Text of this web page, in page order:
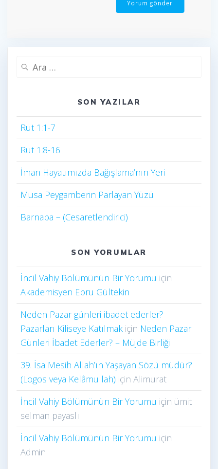
SON YAZILAR
Rut 1:1-7
Rut 1:8-16
İman Hayatımızda Bağışlama’nın Yeri
Musa Peygamberin Parlayan Yüzü
Barnaba – (Cesaretlendirici)
SON YORUMLAR
İncil Vahiy Bölümünün Bir Yorumu için
Akademisyen Ebru Gültekin
Neden Pazar günleri ibadet ederler?
Pazarları Kiliseye Katılmak için Neden Pazar
Günleri İbadet Ederler? – Müjde Birliği
39. İsa Mesih Allah’ın Yaşayan Sözü müdür?
(Logos veya Kelâmullah) için Alimurat
İncil Vahiy Bölümünün Bir Yorumu için ümit
selman payaslı
İncil Vahiy Bölümünün Bir Yorumu için
Admin